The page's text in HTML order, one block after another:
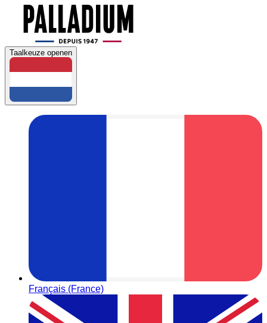
Taalkeuze openen
Français (France)